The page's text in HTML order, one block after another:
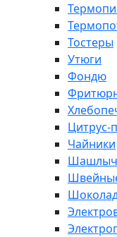
Тостеры
Утюги
Фондю
Цитрус-
Чайники